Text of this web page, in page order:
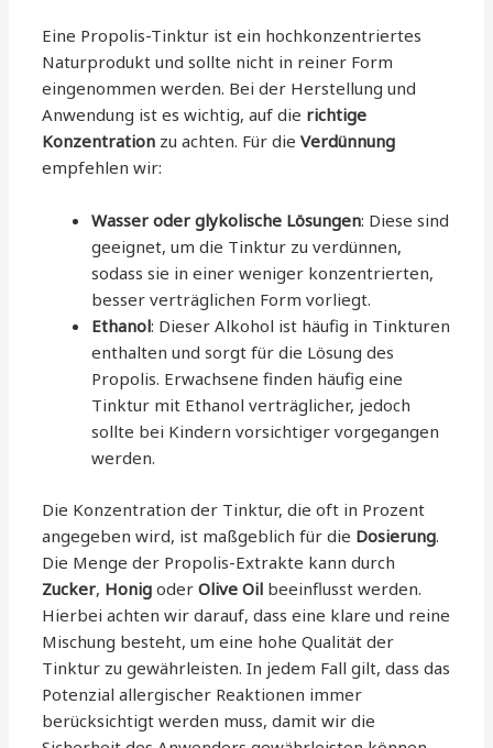
Eine Propolis-Tinktur ist ein hochkonzentriertes
Naturprodukt und sollte nicht in reiner Form
eingenommen werden. Bei der Herstellung und
Anwendung ist es wichtig, auf die richtige
Konzentration zu achten. Für dieVerdünnung
empfehlen wir:
Wasser oder glykolische Lösungen: Diese sind
geeignet, um die Tinktur zu verdünnen,
sodass sie in einer weniger konzentrierten,
besser verträglichen Form vorliegt.
Ethanol: Dieser Alkohol ist häufig in Tinkturen
enthalten und sorgt für die Lösung des
Propolis. Erwachsene finden häufig eine
Tinktur mit Ethanol verträglicher, jedoch
sollte bei Kindern vorsichtiger vorgegangen
werden.
Die Konzentration der Tinktur, die oft in Prozent
angegeben wird, ist maßgeblich für die Dosierung.
Die Menge der Propolis-Extrakte kann durch
Zucker, Honig oderOlive Oil beeinflusst werden.
Hierbei achten wir darauf, dass eine klare und reine
Mischung besteht, um eine hohe Qualität der
Tinktur zu gewährleisten. In jedem Fall gilt, dass das
Potenzial allergischer Reaktionen immer
berücksichtigt werden muss, damit wir die